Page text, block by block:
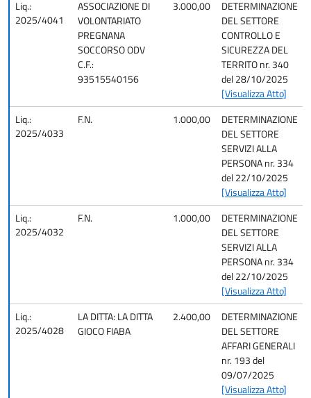
Liq.:
2025/4041
ASSOCIAZIONE DI
VOLONTARIATO
PREGNANA
SOCCORSO ODV
C.F.:
93515540156
3.000,00
DETERMINAZIONE
DEL SETTORE
CONTROLLO E
SICUREZZA DEL
TERRITO nr. 340
del 28/10/2025
[Visualizza Atto]
Liq.:
2025/4033
F.N. 1.000,00
DETERMINAZIONE
DEL SETTORE
SERVIZI ALLA
PERSONA nr. 334
del 22/10/2025
[Visualizza Atto]
Liq.:
2025/4032
F.N. 1.000,00
DETERMINAZIONE
DEL SETTORE
SERVIZI ALLA
PERSONA nr. 334
del 22/10/2025
[Visualizza Atto]
Liq.:
2025/4028
LA DITTA: LA DITTA
GIOCO FIABA
2.400,00
DETERMINAZIONE
DEL SETTORE
AFFARI GENERALI
nr. 193 del
09/07/2025
[Visualizza Atto]